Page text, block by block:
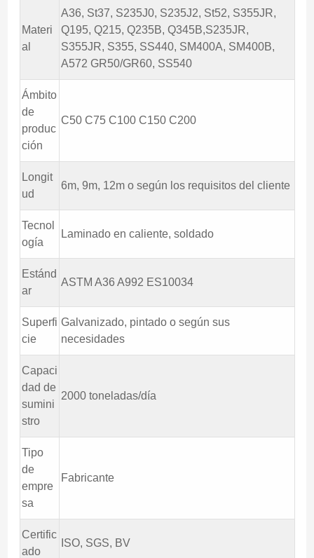
Materi
al
A36, St37, S235J0, S235J2, St52, S355JR,
Q195, Q215, Q235B, Q345B,S235JR,
S355JR, S355, SS440, SM400A, SM400B,
A572 GR50/GR60, SS540
Ámbito
de
produc
ción
C50 C75 C100 C150 C200
Longit
ud
6m, 9m, 12m o según los requisitos del cliente
Tecnol
ogía
Laminado en caliente, soldado
Estánd
ar
ASTM A36 A992 ES10034
Superfi
cie
Galvanizado, pintado o según sus
necesidades
Capaci
dad de
sumini
stro
2000 toneladas/día
Tipo
de
empre
sa
Fabricante
Certific
ado
ISO, SGS, BV